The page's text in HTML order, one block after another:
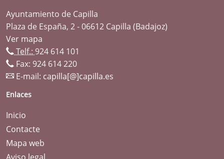
Ayuntamiento de Capilla
Plaza de España, 2 - 06612 Capilla (Badajoz)
Ver mapa
Telf.: 924 614 101
Fax: 924 614 220
E-mail: capilla[@]capilla.es
Enlaces
Inicio
Contacte
Mapa web